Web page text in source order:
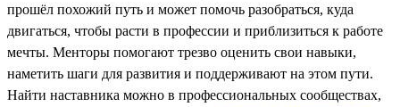
прошёл похожий путь и может помочь разобраться, куда
двигаться, чтобы расти в профессии и приблизиться к работе
мечты. Менторы помогают трезво оценить свои навыки,
наметить шаги для развития и поддерживают на этом пути.
Найти наставника можно в профессиональных сообществах,